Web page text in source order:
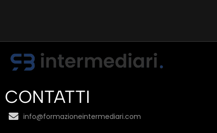
CONTATTI
info@formazioneintermediari.com